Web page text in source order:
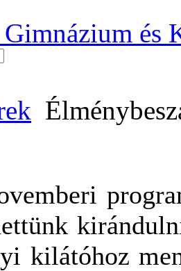
és
kilátóhoz